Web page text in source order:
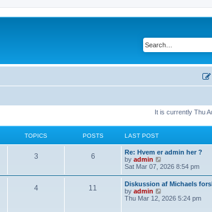
It is currently Thu
TOPICS POSTS LAST POST
3 6
Re: Hvem er admin her ?
by admin
i
w
t
h
e
Sat Mar 07, 2026 8:54 pm
4 11
Diskussion af Michaels
by admin
i
Thu Mar 12, 2026 5:24 pm